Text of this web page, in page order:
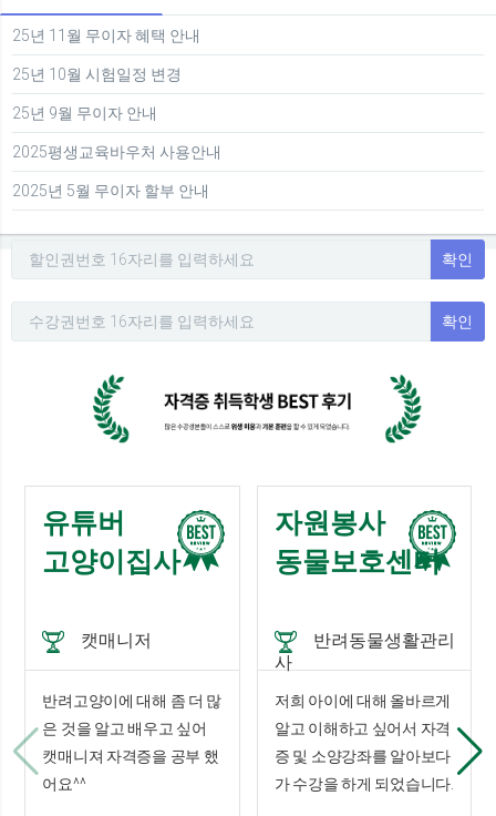
25년 11월 무이자 혜택 안내
25년 10월 시험일정 변경
25년 9월 무이자 안내
2025평생교육바우처 사용안내
2025년 5월 무이자 할부 안내
확인
확인
유튜버
고양이집사
캣매니저
반려고양이에 대해 좀 더 많
은 것을 알고 배우고 싶어
캣매니져 자격증을 공부 했
어요^^
자원봉사
동물보호센터
반려동물생활관리
사
저희 아이에 대해 올바르게
알고 이해하고 싶어서 자격
증 및 소양강좌를 알아보다
가 수강을 하게 되었습니다.